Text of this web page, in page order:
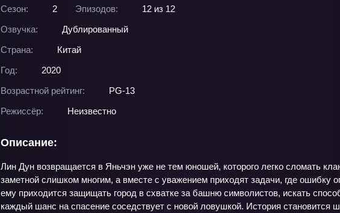
Сезон: 2 Эпизодов:
12 из 12
Озвучка:
Дублированный
Страна:
Китай
Год:
2020
Возрастной рейтинг:
PG-13
Режиссёр:
Неизвестно
Описание:
Лин Дун возвращается в Яньчэн уже не тем юношей, которого легко сломать
заметной слишком многим, а вместе с уважением приходят задачи, где ошибку
ему приходится защищать город в схватке за башню символистов, искать
каждый шанс на спасение соседствует с новой ловушкой. История становится